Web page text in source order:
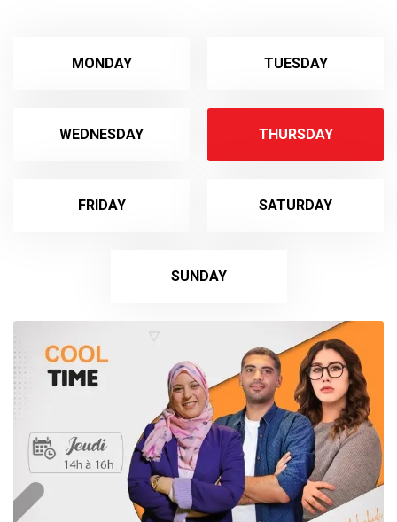
MONDAY TUESDAY
WEDNESDAY THURSDAY
FRIDAY SATURDAY
SUNDAY